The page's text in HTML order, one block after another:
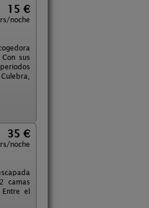
15 €
noche
sus
35 €
noche
camas
el